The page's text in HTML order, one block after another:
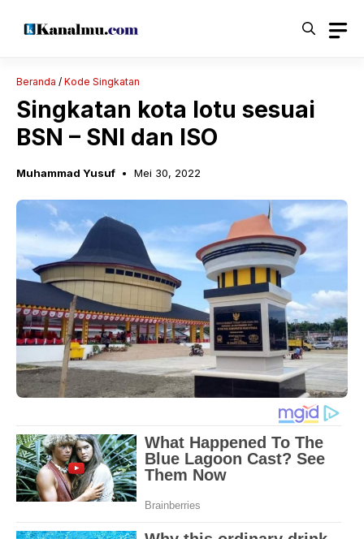
Beranda / Kode Singkatan
Singkatan kota lotu sesuai
BSN – SNI dan ISO
Muhammad Yusuf Mei 30, 2022